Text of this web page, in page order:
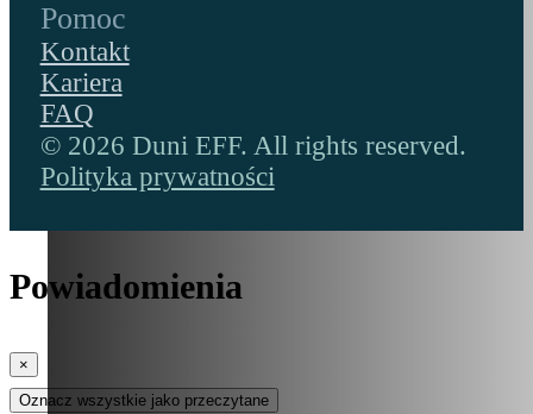
Pomoc
Kontakt
Kariera
FAQ
© 2026 Duni EFF. All rights reserved.
Polityka prywatności
Powiadomienia
×
Oznacz wszystkie jako przeczytane